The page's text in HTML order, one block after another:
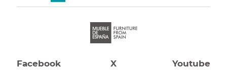
Facebook X Youtube